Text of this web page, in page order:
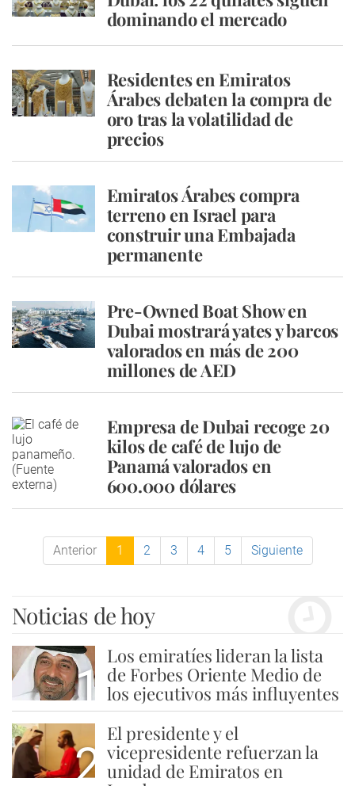
dominando el mercado
Residentes en Emiratos
Árabes debaten la compra de
oro tras la volatilidad de
precios
Emiratos Árabes compra
terreno en Israel para
construir una Embajada
permanente
Pre-Owned Boat Show en
Dubai mostrará yates y barcos
valorados en más de 200
millones de AED
Empresa de Dubai recoge 20
kilos de café de lujo de
Panamá valorados en
600.000 dólares
Anterior 1 2 3 4 5 Siguiente
Noticias de hoy
1
Los emiratíes lideran la lista
de Forbes Oriente Medio de
los ejecutivos más influyentes
2
El presidente y el
vicepresidente refuerzan la
unidad de Emiratos en